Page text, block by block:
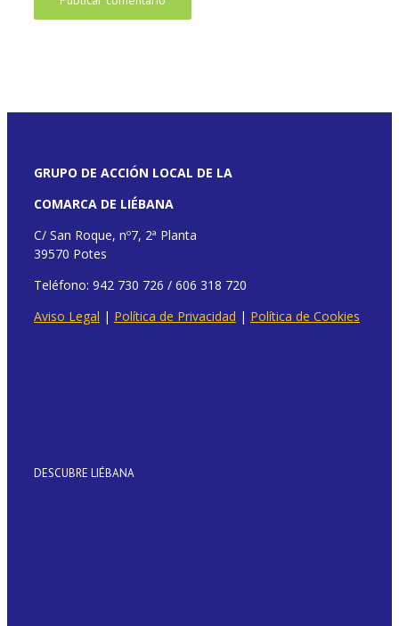
GRUPO DE ACCIÓN LOCAL DE LA
COMARCA DE LIÉBANA
C/ San Roque, nº7, 2ª Planta
39570 Potes
Teléfono: 942 730 726 / 606 318 720
Aviso Legal | Política de Privacidad | Política de Cookies
DESCUBRE LIÉBANA